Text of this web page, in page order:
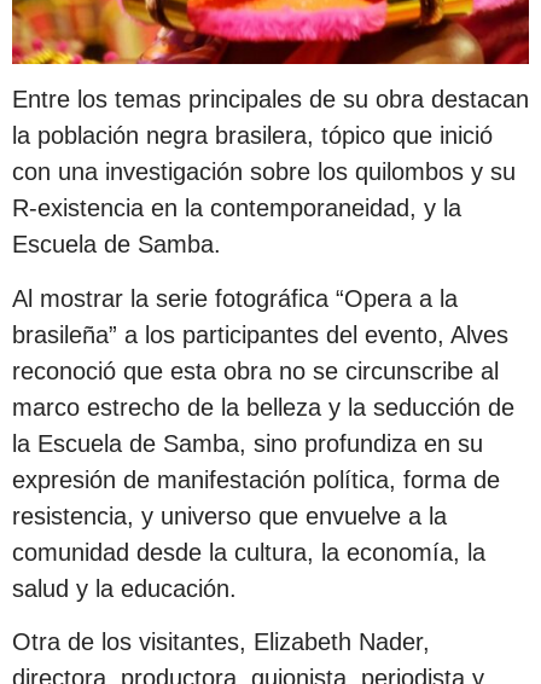
Entre los temas principales de su obra destacan
la población negra brasilera, tópico que inició
con una investigación sobre los quilombos y su
R-existencia en la contemporaneidad, y la
Escuela de Samba.
Al mostrar la serie fotográfica “Opera a la
brasileña” a los participantes del evento, Alves
reconoció que esta obra no se circunscribe al
marco estrecho de la belleza y la seducción de
la Escuela de Samba, sino profundiza en su
expresión de manifestación política, forma de
resistencia, y universo que envuelve a la
comunidad desde la cultura, la economía, la
salud y la educación.
Otra de los visitantes, Elizabeth Nader,
directora, productora, guionista, periodista y